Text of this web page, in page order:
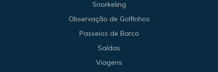
Snorkeling
Observação de Golfinhos
Passeios de Barco
Saídas
Viagens